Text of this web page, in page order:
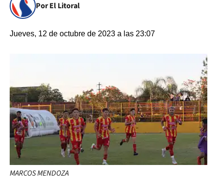
Por El Litoral
Jueves, 12 de octubre de 2023 a las 23:07
MARCOS MENDOZA